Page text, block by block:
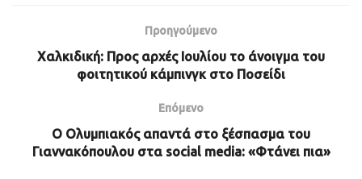
Προηγούμενο
Χαλκιδική: Προς αρχές Ιουλίου το άνοιγμα του
φοιτητικού κάμπινγκ στο Ποσείδι
Επόμενο
Ο Ολυμπιακός απαντά στο ξέσπασμα του
Γιαννακόπουλου στα social media: «Φτάνει πια»